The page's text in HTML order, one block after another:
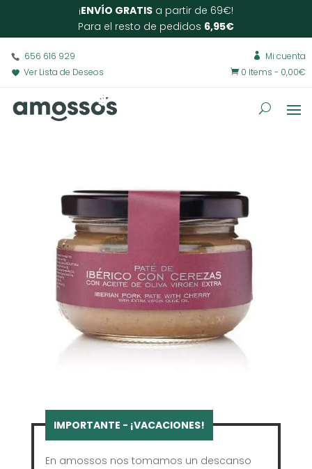
¡ENVÍO GRATIS a partir de 69€!
Para el resto de pedidos 6,95€
656 616 929
Ver Lista de Deseos
 Mi cuenta
 0 Items - 0,00€
En amossos nos tomamos un descanso